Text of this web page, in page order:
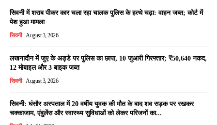
सिवनी में शराब पीकर कार चला रहा चालक पुलिस के हत्थे चढ़ा: वाहन जब्त; कोर्ट में
पेश हुआ मामला
सिवनी August 3, 2026
लखनादौन में जुए के अड्डे पर पुलिस का छापा, 10 जुआरी गिरफ्तार; ₹50,640 नकद,
12 मोबाइल और 3 बाइक जब्त
सिवनी August 3, 2026
सिवनी: घंसौर अस्पताल में 20 वर्षीय युवक की मौत के बाद शव सड़क पर रखकर
चक्काजाम, एंबुलेंस और स्वास्थ्य सुविधाओं को लेकर परिजनों का...